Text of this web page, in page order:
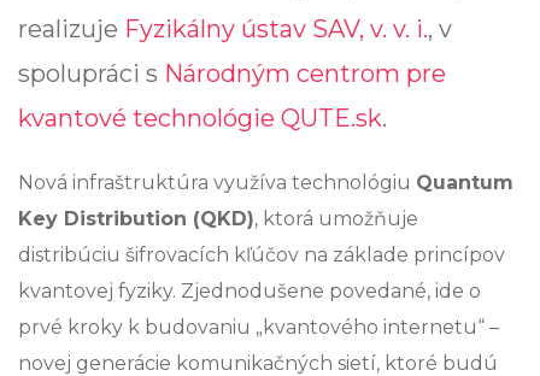
realizuje Fyzikálny ústav SAV, v. v. i., v
spolupráci s Národným centrom pre
kvantové technológie QUTE.sk.
Nová infraštruktúra využíva technológiu Quantum
Key Distribution (QKD), ktorá umožňuje
distribúciu šifrovacích kľúčov na základe princípov
kvantovej fyziky. Zjednodušene povedané, ide o
prvé kroky k budovaniu „kvantového internetu“ –
novej generácie komunikačných sietí, ktoré budú